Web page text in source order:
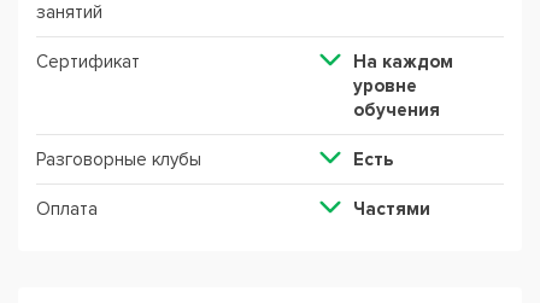
занятий
Сертификат
На каждом
уровне
обучения
Разговорные клубы Есть
Оплата Частями